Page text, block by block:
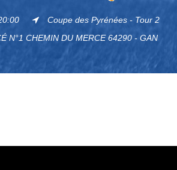
Coupe des Pyrénées - Tour 2
N°1 CHEMIN DU MERCE 64290 - GAN